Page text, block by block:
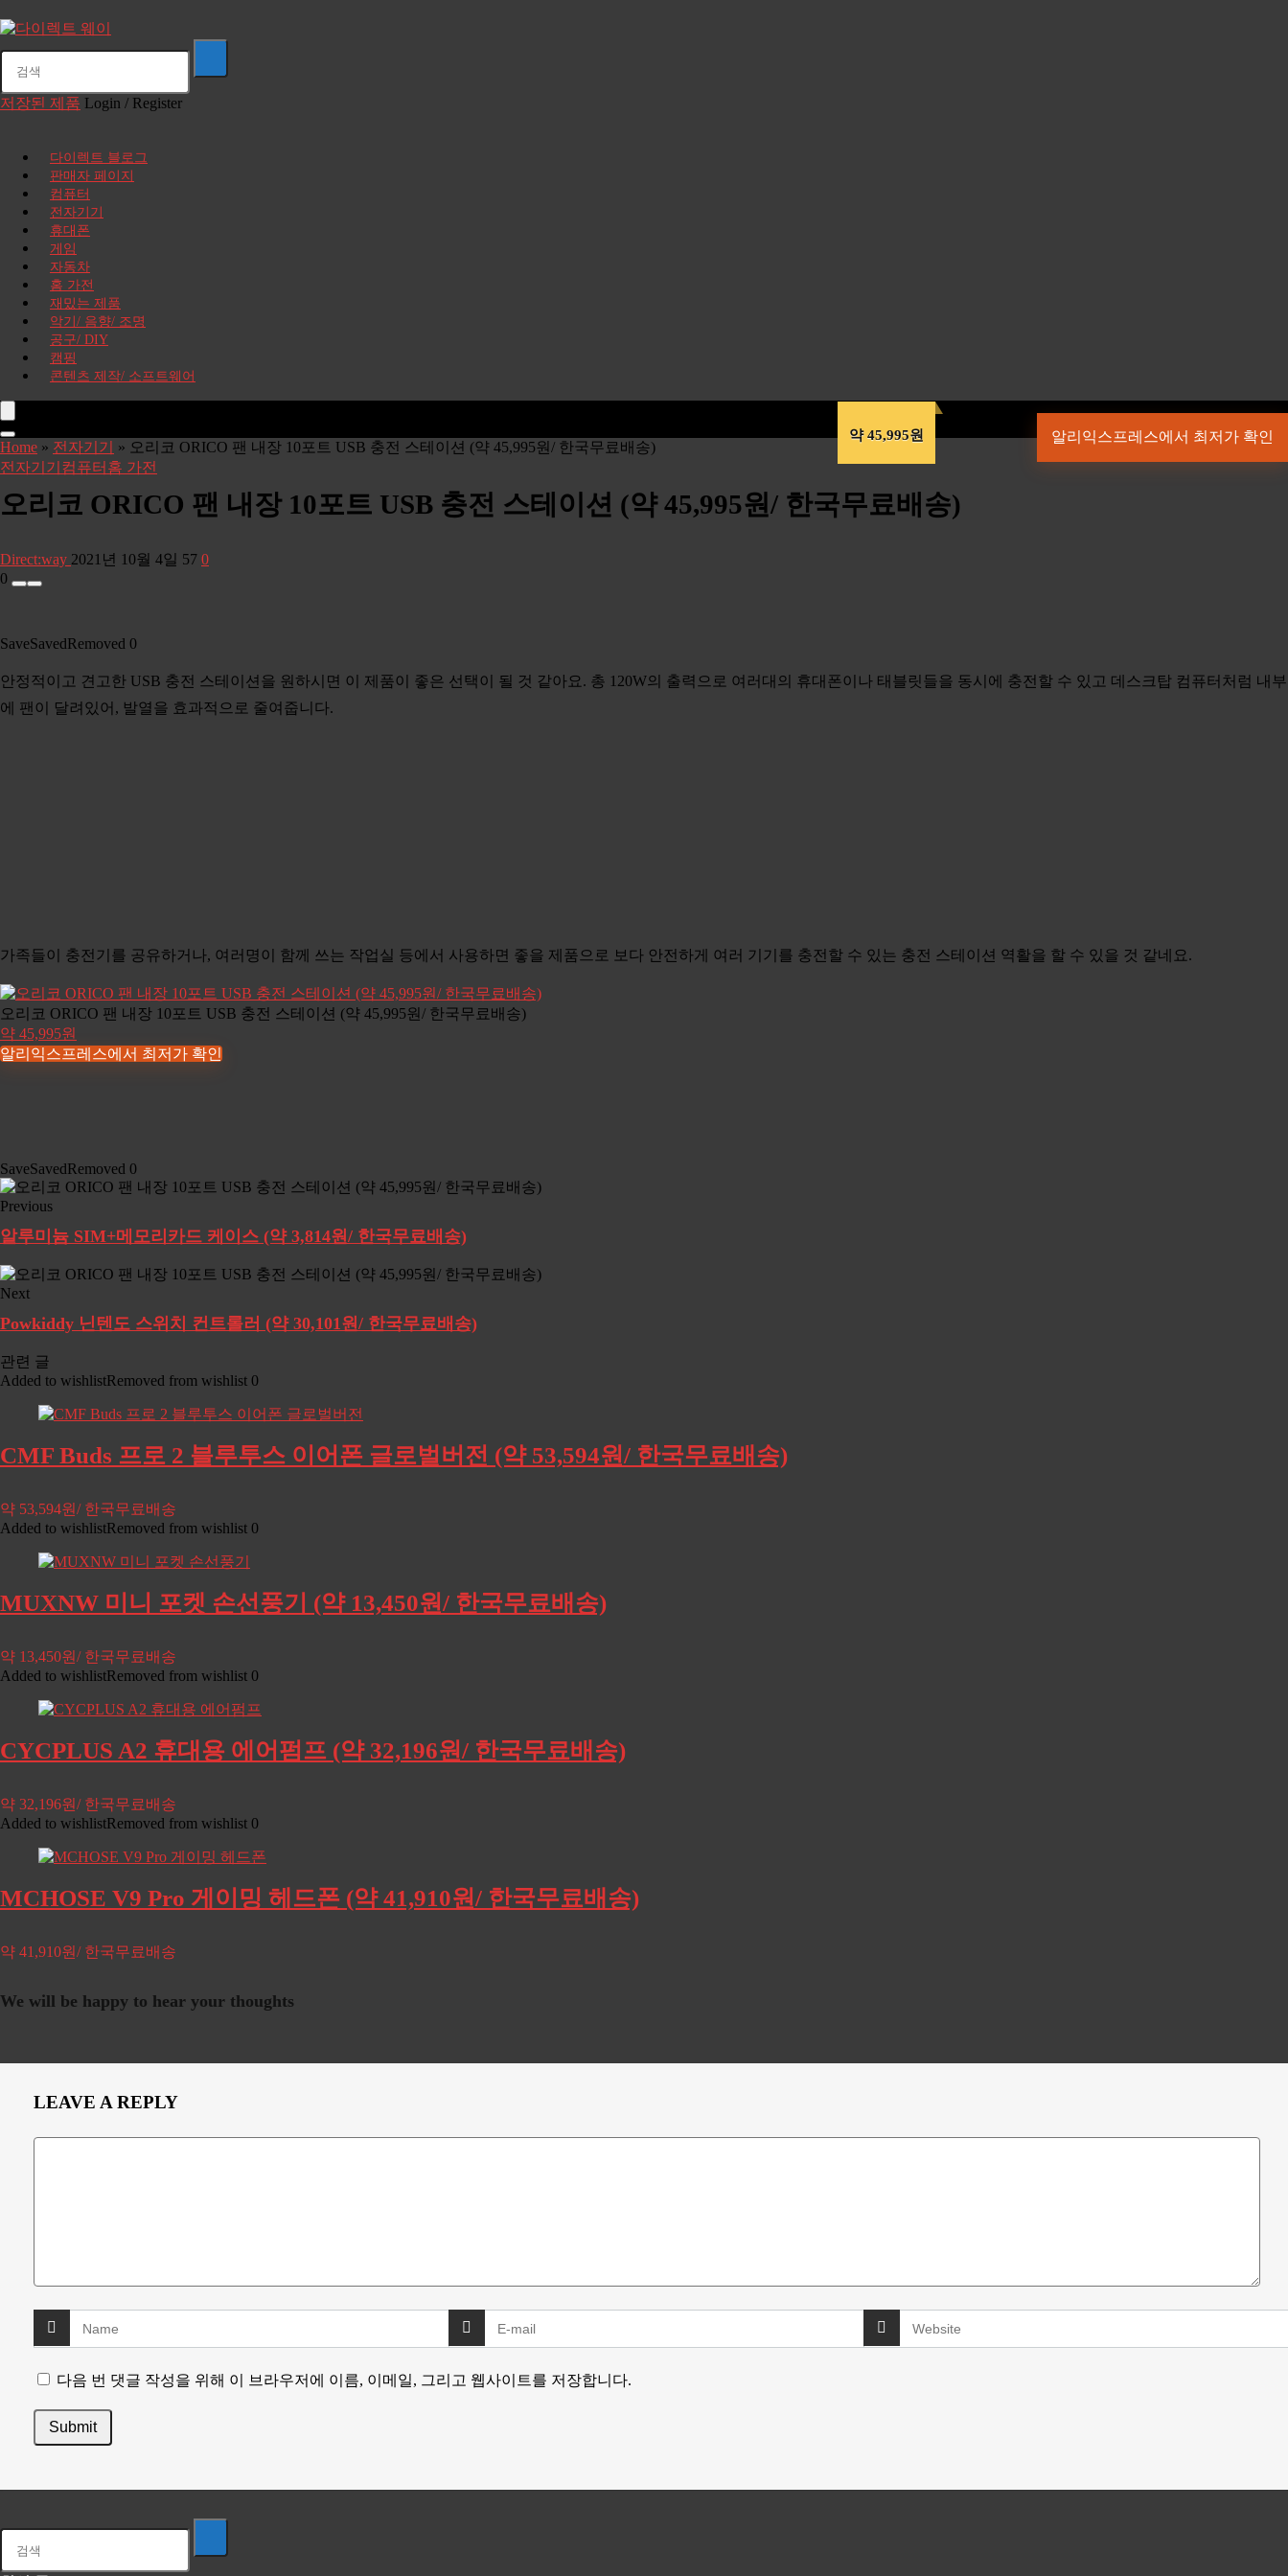
저장된 제품 Login / Register
다이렉트 블로그
판매자 페이지
컴퓨터
전자기기
휴대폰
게임
자동차
홈 가전
재밌는 제품
악기/ 음향/ 조명
공구/ DIY
캠핑
콘텐츠 제작/ 소프트웨어
약 45,995원 알리익스프레스에서 최저가 확인
Home » 전자기기 » 오리코 ORICO 팬 내장 10포트 USB 충전 스테이션 (약 45,995원/ 한국무료배송)
전자기기 컴퓨터 홈 가전
오리코 ORICO 팬 내장 10포트 USB 충전 스테이션 (약 45,995원/ 한국무료배송)
Direct:way 2021년 10월 4일 57 0
0
SaveSavedRemoved 0
안정적이고 견고한 USB 충전 스테이션을 원하시면 이 제품이 좋은 선택이 될 것 같아요. 총 120W의 출력으로 여러대의 휴대폰이나 태블릿들을 동시에 충전할 수 있고 데스크탑 컴퓨터처럼 내부
에 팬이 달려있어, 발열을 효과적으로 줄여줍니다.
가족들이 충전기를 공유하거나, 여러명이 함께 쓰는 작업실 등에서 사용하면 좋을 제품으로 보다 안전하게 여러 기기를 충전할 수 있는 충전 스테이션 역활을 할 수 있을 것 같네요.
오리코 ORICO 팬 내장 10포트 USB 충전 스테이션 (약 45,995원/ 한국무료배송)
약 45,995원
알리익스프레스에서 최저가 확인
SaveSavedRemoved 0
Previous
알루미늄 SIM+메모리카드 케이스 (약 3,814원/ 한국무료배송)
Next
Powkiddy 닌텐도 스위치 컨트롤러 (약 30,101원/ 한국무료배송)
관련 글
Added to wishlistRemoved from wishlist 0
CMF Buds 프로 2 블루투스 이어폰 글로벌버전 (약 53,594원/ 한국무료배송)
약 53,594원/ 한국무료배송
Added to wishlistRemoved from wishlist 0
MUXNW 미니 포켓 손선풍기 (약 13,450원/ 한국무료배송)
약 13,450원/ 한국무료배송
Added to wishlistRemoved from wishlist 0
CYCPLUS A2 휴대용 에어펌프 (약 32,196원/ 한국무료배송)
약 32,196원/ 한국무료배송
Added to wishlistRemoved from wishlist 0
MCHOSE V9 Pro 게이밍 헤드폰 (약 41,910원/ 한국무료배송)
약 41,910원/ 한국무료배송
We will be happy to hear your thoughts
LEAVE A REPLY
다음 번 댓글 작성을 위해 이 브라우저에 이름, 이메일, 그리고 웹사이트를 저장합니다.